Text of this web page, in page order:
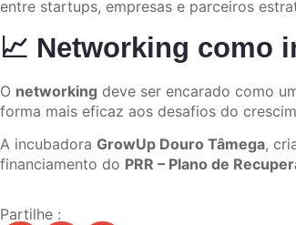
entre startups, empresas e parceiros
📈 Networking como
O networking deve ser encarado como
forma mais eficaz aos desafios do
A incubadora GrowUp Douro Tâmega,
financiamento do PRR – Plano de
Partilhe :